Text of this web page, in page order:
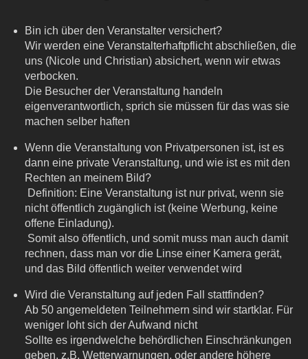
Bin ich über den Veranstalter versichert?
Wir werden eine Veranstalterhaftpflicht abschließen, die
uns (Nicole und Christian) absichert, wenn wir etwas
verbocken.
Die Besucher der Veranstaltung handeln
eigenverantwortlich, sprich sie müssen für das was sie
machen selber haften
Wenn die Veranstaltung von Privatpersonen ist, ist es
dann eine private Veranstaltung, und wie ist es mit den
Rechten an meinem Bild?
Definition: Eine Veranstaltung ist nur privat, wenn sie
nicht öffentlich zugänglich ist (keine Werbung, keine
offene Einladung).
Somit also öffentlich, und somit muss man auch damit
rechnen, dass man vor die Linse einer Kamera gerät,
und das Bild öffentlich weiter verwendet wird
Wird die Veranstaltung auf jeden Fall stattfinden?
Ab 50 angemeldeten Teilnehmern sind wir startklar. Für
weniger loht sich der Aufwand nicht
Sollte es irgendwelche behördlichen Einschränkungen
geben, z.B. Wetterwarnungen, oder andere höhere